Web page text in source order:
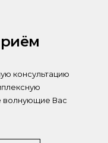
консультацию
волнующие Вас